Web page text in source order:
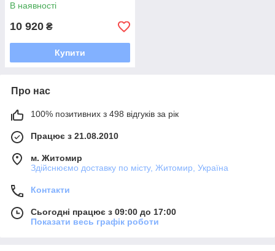
В наявності
10 920 ₴
Купити
Про нас
100% позитивних з 498 відгуків за рік
Працює з 21.08.2010
м. Житомир
Здійснюємо доставку по місту, Житомир, Україна
Контакти
Сьогодні працює з 09:00 до 17:00
Показати весь графік роботи